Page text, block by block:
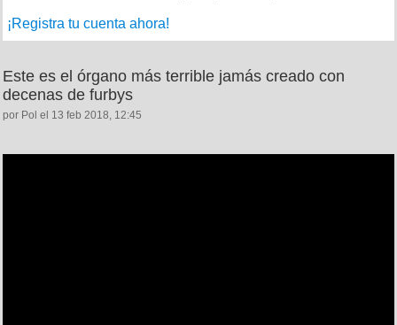
¡Registra tu cuenta ahora!
Este es el órgano más terrible jamás creado con
decenas de furbys
por Pol el 13 feb 2018, 12:45